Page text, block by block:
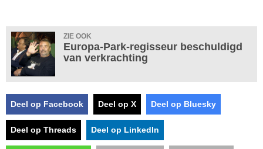
ZIE OOK
Europa-Park-regisseur beschuldigd
van verkrachting
Deel op Facebook Deel op X Deel op Bluesky
Deel op Threads Deel op LinkedIn